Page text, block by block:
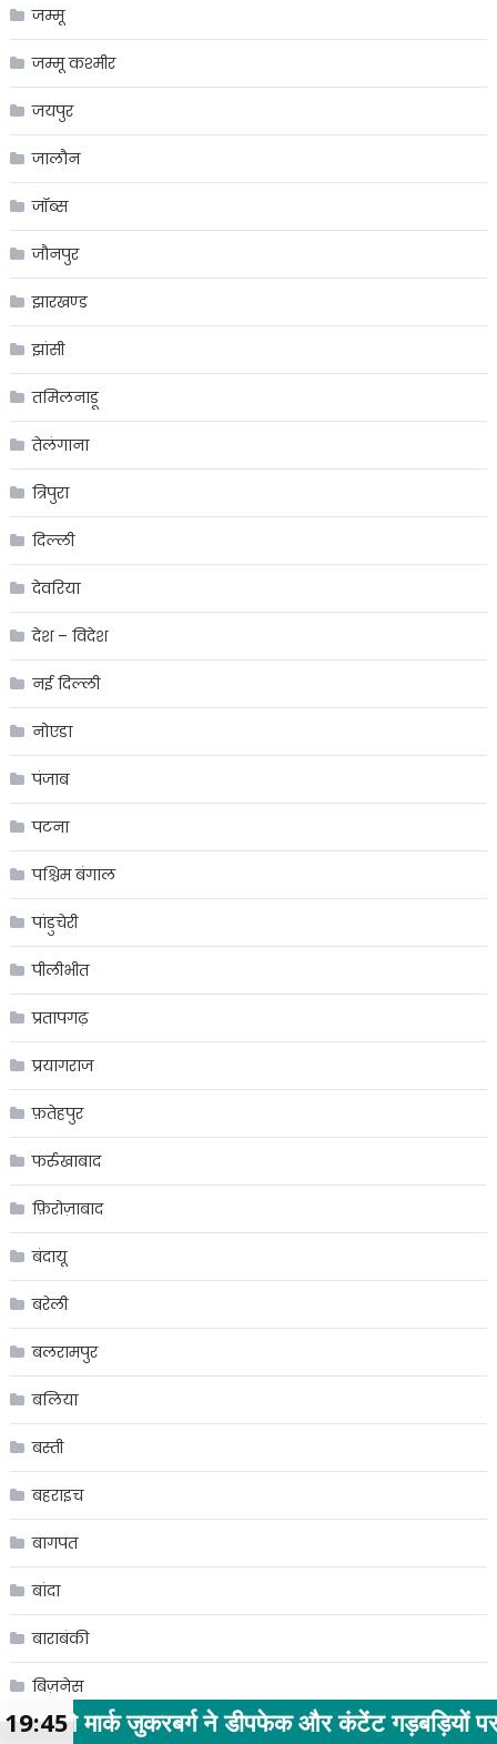
जम्मू
जम्मू कश्मीर
जयपुर
जालौन
जॉब्स
जौनपुर
झारखण्ड
झांसी
तमिलनाडू
तेलंगाना
त्रिपुरा
दिल्ली
देवरिया
देश – विदेश
नई दिल्ली
नोएडा
पंजाब
पटना
पश्चिम बंगाल
पांडुचेरी
पीलीभीत
प्रतापगढ़
प्रयागराज
फ़तेहपुर
फर्रुखाबाद
फ़िरोज़ाबाद
बंदायू
बरेली
बलरामपुर
बलिया
बस्ती
बहराइच
बागपत
बांदा
बाराबंकी
बिज़नेस
बिजनौर
ने डीपफेक और कंटेंट गड़बड़ियों पर सरकार से माफी
19:45